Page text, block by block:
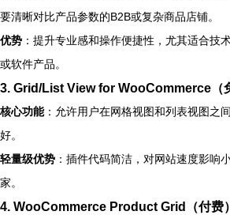
要清晰对比产品参数的B2B或复杂商品店铺。
优势 ：提升专业感和操作便捷性，尤其适合技
或软件产品。
3. Grid/List View for WooCommerce（
核心功能：允许用户在网格视图和列表视图之
好。
轻量级优势 ：插件代码简洁，对网站速度影响
家。
4. WooCommerce Product Grid（付费）